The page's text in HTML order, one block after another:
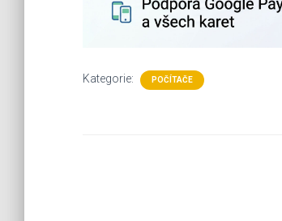
Kategorie: POČÍTAČE